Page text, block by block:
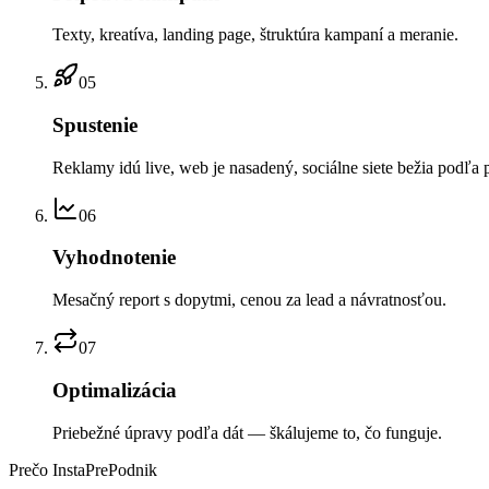
Texty, kreatíva, landing page, štruktúra kampaní a meranie.
05
Spustenie
Reklamy idú live, web je nasadený, sociálne siete bežia podľa
06
Vyhodnotenie
Mesačný report s dopytmi, cenou za lead a návratnosťou.
07
Optimalizácia
Priebežné úpravy podľa dát — škálujeme to, čo funguje.
Prečo InstaPrePodnik